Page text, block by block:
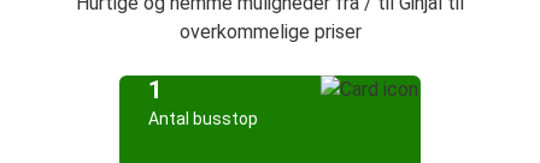
overkommelige priser
1
Antal busstop